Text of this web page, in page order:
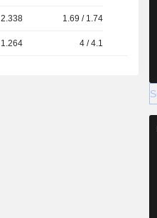
2.338 1.69 / 1.74
1.264 4 / 4.1